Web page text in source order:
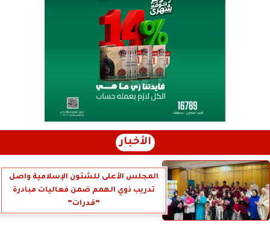
الأخبار
المجلس الأعلى للشئون الإسلامية واصل
تدريب ذوي الهمم ضمن فعاليات مبادرة
”قدرات”